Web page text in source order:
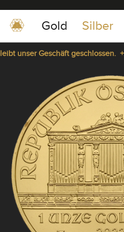
Gold Silber
unser Geschäft geschlossen. +